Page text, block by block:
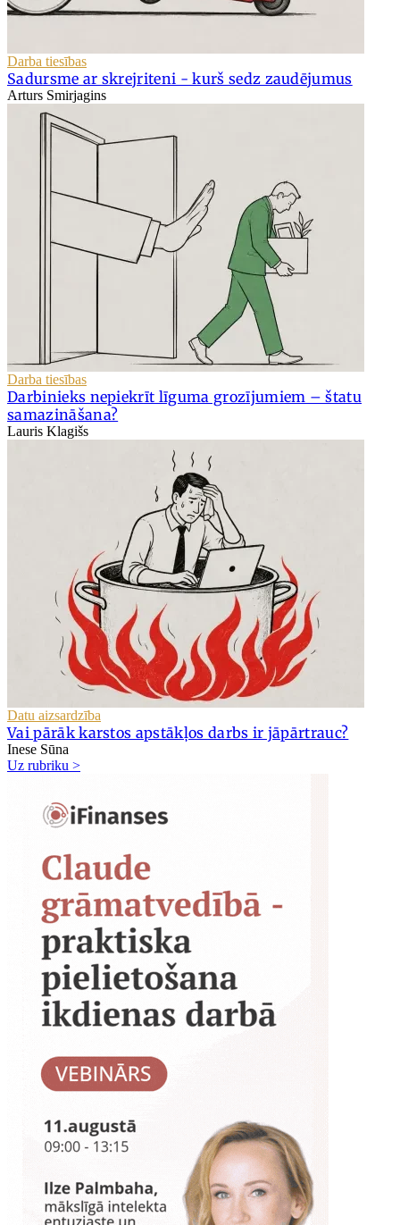
Darba tiesības
Sadursme ar skrejriteni - kurš sedz zaudējumus
Arturs Smirjagins
Darba tiesības
Darbinieks nepiekrīt līguma grozījumiem – štatu
samazināšana?
Lauris Klagišs
Datu aizsardzība
Vai pārāk karstos apstākļos darbs ir jāpārtrauc?
Inese Sūna
Uz rubriku >